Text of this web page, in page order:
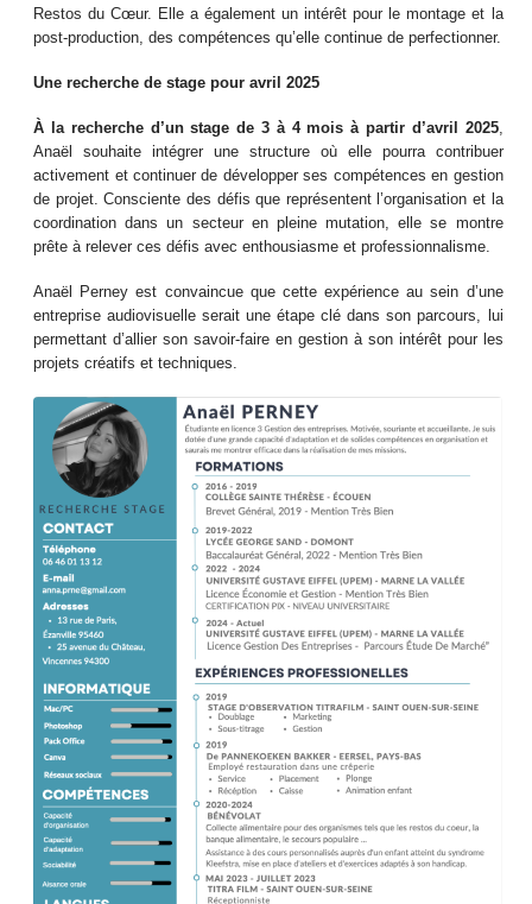
Restos du Cœur. Elle a également un intérêt pour le montage et la
post-production, des compétences qu’elle continue de perfectionner.
Une recherche de stage pour avril 2025
À la recherche d’un stage de 3 à 4 mois à partir d’avril 2025,
Anaël souhaite intégrer une structure où elle pourra contribuer
activement et continuer de développer ses compétences en gestion
de projet. Consciente des défis que représentent l’organisation et la
coordination dans un secteur en pleine mutation, elle se montre
prête à relever ces défis avec enthousiasme et professionnalisme.
Anaël Perney est convaincue que cette expérience au sein d’une
entreprise audiovisuelle serait une étape clé dans son parcours, lui
permettant d’allier son savoir-faire en gestion à son intérêt pour les
projets créatifs et techniques.